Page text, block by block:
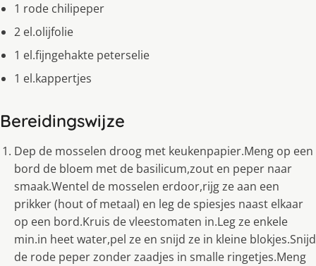
1 rode chilipeper
2 el.olijfolie
1 el.fijngehakte peterselie
1 el.kappertjes
Bereidingswijze
Dep de mosselen droog met keukenpapier.Meng op een
bord de bloem met de basilicum,zout en peper naar
smaak.Wentel de mosselen erdoor,rijg ze aan een
prikker (hout of metaal) en leg de spiesjes naast elkaar
op een bord.Kruis de vleestomaten in.Leg ze enkele
min.in heet water,pel ze en snijd ze in kleine blokjes.Snijd
de rode peper zonder zaadjes in smalle ringetjes.Meng